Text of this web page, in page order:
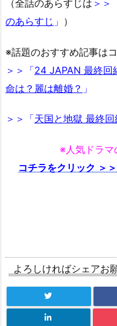
（全話のあらすじは ＞＞
のあらすじ 」 ）
※話題のおすすめ記事はコ
＞＞「24 JAPAN 最終回
命は？麗は離婚？ 」
＞＞「天国と地獄 最終
※人気ドラマ
コチラをクリック ＞
よろしければシェアお